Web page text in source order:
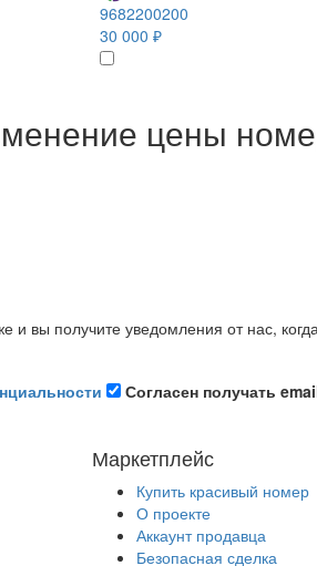
9682200200
30 000 ₽
цены
и вы получите уведомления от нас,
Согласен получать
Маркетплейс
Купить красивый номер
О проекте
Аккаунт продавца
Безопасная сделка